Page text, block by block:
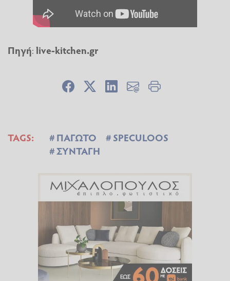
Πηγή:live-kitchen.gr
TAGS: ΠΑΓΩΤΟ
SPECULOOS
ΣΥΝΤΑΓΗ